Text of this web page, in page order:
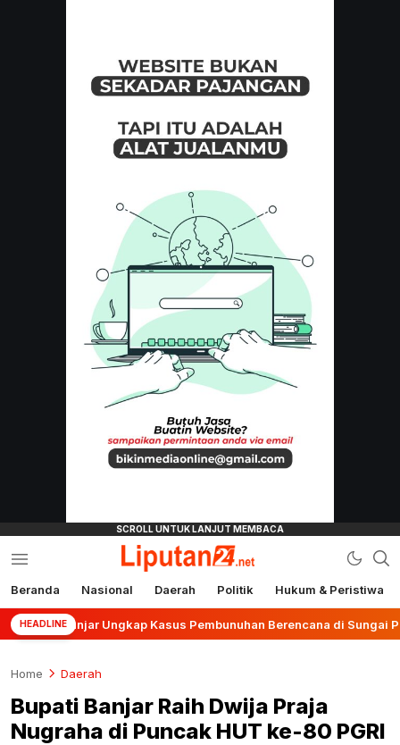
liputan24.net
Beranda Nasional Daerah Politik Hukum & Peristiwa
HEADLINEUngkap Kasus Pembunuhan Berencana di Sungai Pinang
Home Daerah
Bupati Banjar Raih Dwija Praja
Nugraha di Puncak HUT ke-80 PGRI